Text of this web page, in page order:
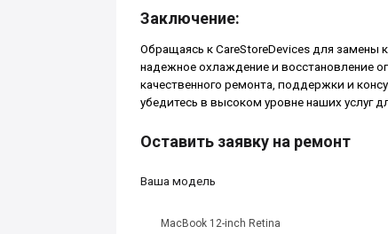
Заключение:
Обращаясь к CareStoreDevices для замены
надежное охлаждение и восстановление
качественного ремонта, поддержки и
убедитесь в высоком уровне наших услуг
Оставить заявку на ремонт
Ваша модель
MacBook 12-inch Retina